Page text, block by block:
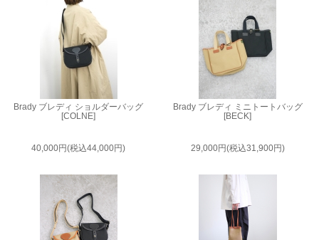
Brady ブレディ ショルダーバッグ
[COLNE]
40,000円(税込44,000円)
Brady ブレディ ミニトートバッグ
[BECK]
29,000円(税込31,900円)